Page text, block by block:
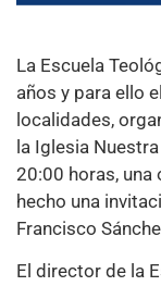
La Escuela
años y para ello
localidades,
la Iglesia
20:00 horas, una
hecho una
Francisco
El director de la